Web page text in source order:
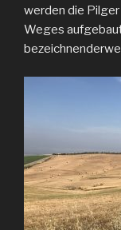
werden die
Weges